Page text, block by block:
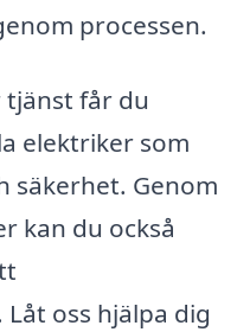
processen.
tjänst får du
elektriker som
säkerhet. Genom
kan du också
oss hjälpa dig